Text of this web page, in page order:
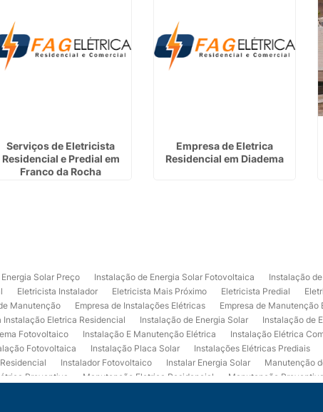
Serviços de Eletricista
Residencial e Predial em
Franco da Rocha
Empresa de Eletrica
Residencial em Diadema
Solar Preço Instalação de Energia Solar Fotovoltaica Instalação
Eletricista Instalador Eletricista Mais Próximo Eletricista Predial
Manutenção Empresa de Instalações Elétricas Empresa de Manutenção
Instalação Eletrica Residencial Instalação de Energia Solar Instalação de
Fotovoltaico Instalação E Manutenção Elétrica Instalação Elétrica
Fotovoltaica Instalação Placa Solar Instalações Elétricas Prediais
Instalador Fotovoltaico Instalar Energia Solar Manutenção
Preventiva Manutenção Eletrica Residencial
Manutenção